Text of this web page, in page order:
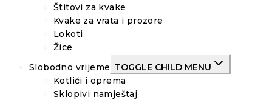
Štitovi za kvake
Kvake za vrata i prozore
Lokoti
Žice
Slobodno vrijeme TOGGLE CHILD MENU
Kotlići i oprema
Sklopivi namještaj